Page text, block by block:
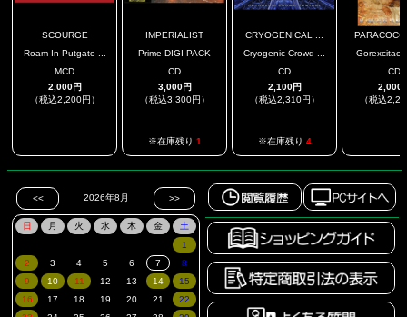
SCOURGE
Roam In Putgato ...
MCD
2,000円
（税込2,200円）
IMPERIALIST
Prime DIGI-PACK
CD
3,000円
（税込3,300円）
※在庫残り 1
CRYOGENICAL ...
Cryogenic Crowd ...
CD
2,100円
（税込2,310円）
※在庫残り 4
CD
2,000
（税込